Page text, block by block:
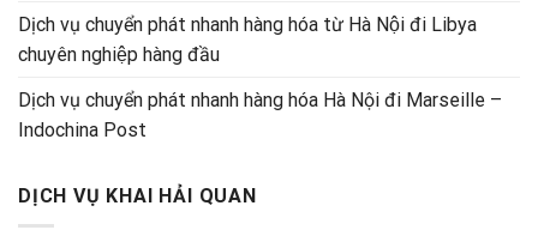
Dịch vụ chuyển phát nhanh hàng hóa từ Hà Nội đi Libya
chuyên nghiệp hàng đầu
Dịch vụ chuyển phát nhanh hàng hóa Hà Nội đi Marseille –
Indochina Post
DỊCH VỤ KHAI HẢI QUAN